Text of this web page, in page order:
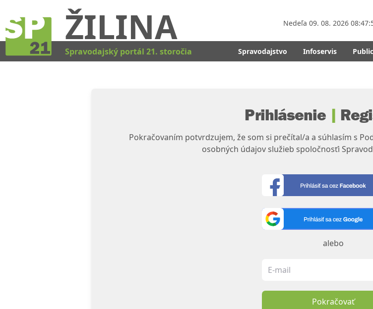
ŽILINA Nedeľa 09. 08. 2026
Spravodajský portál 21. storočia Spravodajstvo Infoservis
Prihlásenie |
Pokračovaním potvrdzujem, že som si prečítal/a a súhlasím s
osobných údajov služieb spoločnosťi
alebo
Pokračovať